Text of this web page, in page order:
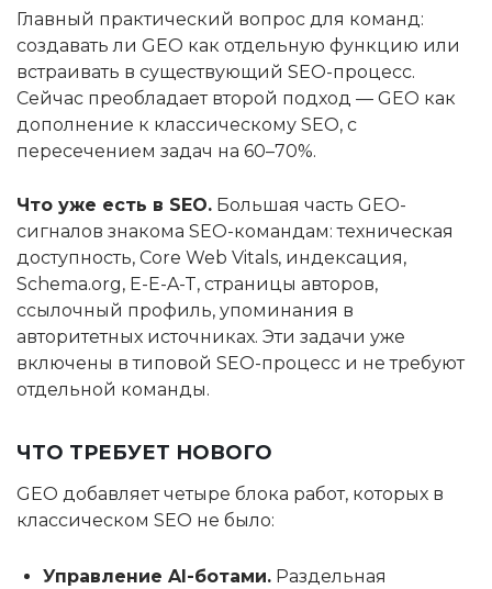
Главный практический вопрос для команд:
создавать ли GEO как отдельную функцию или
встраивать в существующий SEO-процесс.
Сейчас преобладает второй подход — GEO как
дополнение к классическому SEO, с
пересечением задач на 60–70%.
Что уже есть в SEO. Большая часть GEO-
сигналов знакома SEO-командам: техническая
доступность, Core Web Vitals, индексация,
Schema.org, E-E-A-T, страницы авторов,
ссылочный профиль, упоминания в
авторитетных источниках. Эти задачи уже
включены в типовой SEO-процесс и не требуют
отдельной команды.
ЧТО ТРЕБУЕТ НОВОГО
GEO добавляет четыре блока работ, которых в
классическом SEO не было:
Управление AI-ботами. Раздельная